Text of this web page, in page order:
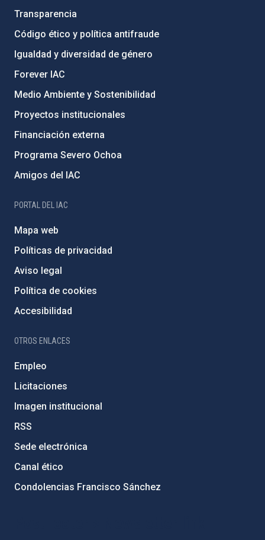
Transparencia
Código ético y política antifraude
Igualdad y diversidad de género
Forever IAC
Medio Ambiente y Sostenibilidad
Proyectos institucionales
Financiación externa
Programa Severo Ochoa
Amigos del IAC
PORTAL DEL IAC
Mapa web
Políticas de privacidad
Aviso legal
Política de cookies
Accesibilidad
OTROS ENLACES
Empleo
Licitaciones
Imagen institucional
RSS
Sede electrónica
Canal ético
Condolencias Francisco Sánchez